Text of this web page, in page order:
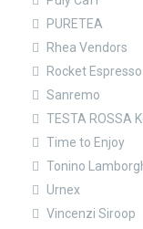
PURETEA
Rhea Vendors
Rocket Espresso
Sanremo
TESTA ROSSA
Time to Enjoy
Tonino
Urnex
Vincenzi Siroop